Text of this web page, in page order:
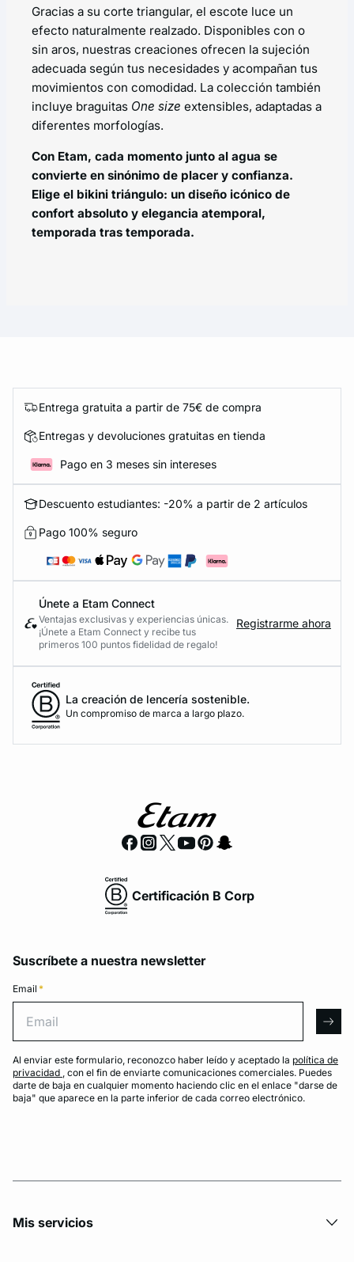
Gracias a su corte triangular, el escote luce un
efecto naturalmente realzado. Disponibles con o
sin aros, nuestras creaciones ofrecen la sujeción
adecuada según tus necesidades y acompañan tus
movimientos con comodidad. La colección también
incluye braguitas One size extensibles, adaptadas a
diferentes morfologías.
Con Etam, cada momento junto al agua se
convierte en sinónimo de placer y confianza.
Elige el bikini triángulo: un diseño icónico de
confort absoluto y elegancia atemporal,
temporada tras temporada.
Entrega gratuita a partir de 75€ de compra
Entregas y devoluciones gratuitas en tienda
Pago en 3 meses sin intereses
Descuento estudiantes: -20% a partir de 2 artículos
Pago 100% seguro
Únete a Etam Connect
Ventajas exclusivas y experiencias únicas.
¡Únete a Etam Connect y recibe tus
primeros 100 puntos fidelidad de regalo!
Registrarme ahora
La creación de lencería sostenible.
Un compromiso de marca a largo plazo.
Certificación B Corp
Suscríbete a nuestra newsletter
Email *
Email
Al enviar este formulario, reconozco haber leído y aceptado la política de
privacidad , con el fin de enviarte comunicaciones comerciales. Puedes
darte de baja en cualquier momento haciendo clic en el enlace "darse de
baja" que aparece en la parte inferior de cada correo electrónico.
Mis servicios